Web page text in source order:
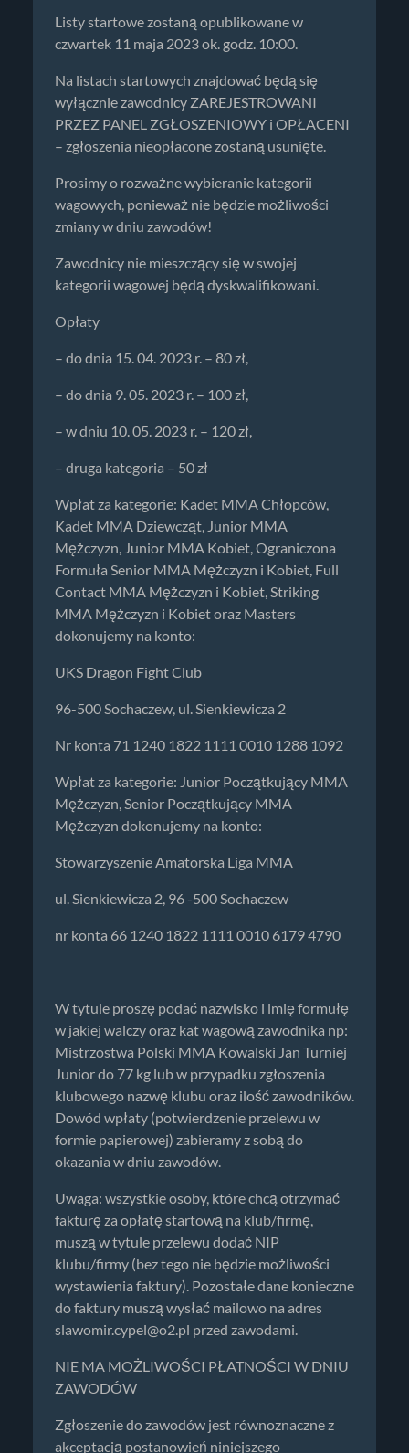
Listy startowe zostaną opublikowane w
czwartek 11 maja 2023 ok. godz. 10:00.
Na listach startowych znajdować będą się
wyłącznie zawodnicy ZAREJESTROWANI
PRZEZ PANEL ZGŁOSZENIOWY i OPŁACENI
– zgłoszenia nieopłacone zostaną usunięte.
Prosimy o rozważne wybieranie kategorii
wagowych, ponieważ nie będzie możliwości
zmiany w dniu zawodów!
Zawodnicy nie mieszczący się w swojej
kategorii wagowej będą dyskwalifikowani.
Opłaty
– do dnia 15. 04. 2023 r. – 80 zł,
– do dnia 9. 05. 2023 r. – 100 zł,
– w dniu 10. 05. 2023 r. – 120 zł,
– druga kategoria – 50 zł
Wpłat za kategorie: Kadet MMA Chłopców,
Kadet MMA Dziewcząt, Junior MMA
Mężczyzn, Junior MMA Kobiet, Ograniczona
Formuła Senior MMA Mężczyzn i Kobiet, Full
Contact MMA Mężczyzn i Kobiet, Striking
MMA Mężczyzn i Kobiet oraz Masters
dokonujemy na konto:
UKS Dragon Fight Club
96-500 Sochaczew, ul. Sienkiewicza 2
Nr konta 71 1240 1822 1111 0010 1288 1092
Wpłat za kategorie: Junior Początkujący MMA
Mężczyzn, Senior Początkujący MMA
Mężczyzn dokonujemy na konto:
Stowarzyszenie Amatorska Liga MMA
ul. Sienkiewicza 2, 96 -500 Sochaczew
nr konta 66 1240 1822 1111 0010 6179 4790
W tytule proszę podać nazwisko i imię formułę
w jakiej walczy oraz kat wagową zawodnika np:
Mistrzostwa Polski MMA Kowalski Jan Turniej
Junior do 77 kg lub w przypadku zgłoszenia
klubowego nazwę klubu oraz ilość zawodników.
Dowód wpłaty (potwierdzenie przelewu w
formie papierowej) zabieramy z sobą do
okazania w dniu zawodów.
Uwaga: wszystkie osoby, które chcą otrzymać
fakturę za opłatę startową na klub/firmę,
muszą w tytule przelewu dodać NIP
klubu/firmy (bez tego nie będzie możliwości
wystawienia faktury). Pozostałe dane konieczne
do faktury muszą wysłać mailowo na adres
slawomir.cypel@o2.pl przed zawodami.
NIE MA MOŻLIWOŚCI PŁATNOŚCI W DNIU
ZAWODÓW
Zgłoszenie do zawodów jest równoznaczne z
akceptacją postanowień niniejszego